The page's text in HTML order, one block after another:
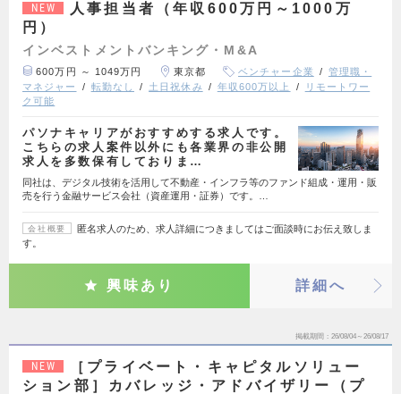
NEW
人事担当者（年収600万円～1000万
円）
インベストメントバンキング・M&A
600万円 ～ 1049万円 東京都 ベンチャー企業
管理職・
マネジャー
転勤なし 土日祝休み 年収600万以上
リモートワー
ク可能
パソナキャリアがおすすめする求人です。
こちらの求人案件以外にも各業界の非公開
求人を多数保有しておりま…
同社は、デジタル技術を活用して不動産・インフラ等のファンド組成・運用・販
売を行う金融サービス会社（資産運用・証券）です。…
会社概要
匿名求人のため、求人詳細につきましてはご面談時にお伝え致しま
す。
興味あり 詳細へ
掲載期間 26/08/04～26/08/17
NEW
［プライベート・キャピタルソリュー
ション部］カバレッジ・アドバイザリー（プ